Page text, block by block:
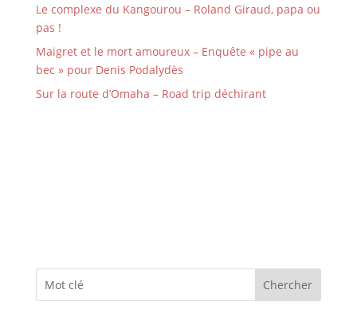
Le complexe du Kangourou – Roland Giraud, papa ou
pas !
Maigret et le mort amoureux – Enquête « pipe au
bec » pour Denis Podalydès
Sur la route d’Omaha – Road trip déchirant